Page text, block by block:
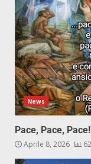
News
Pace, Pace, Pace!
Aprile 8, 2026